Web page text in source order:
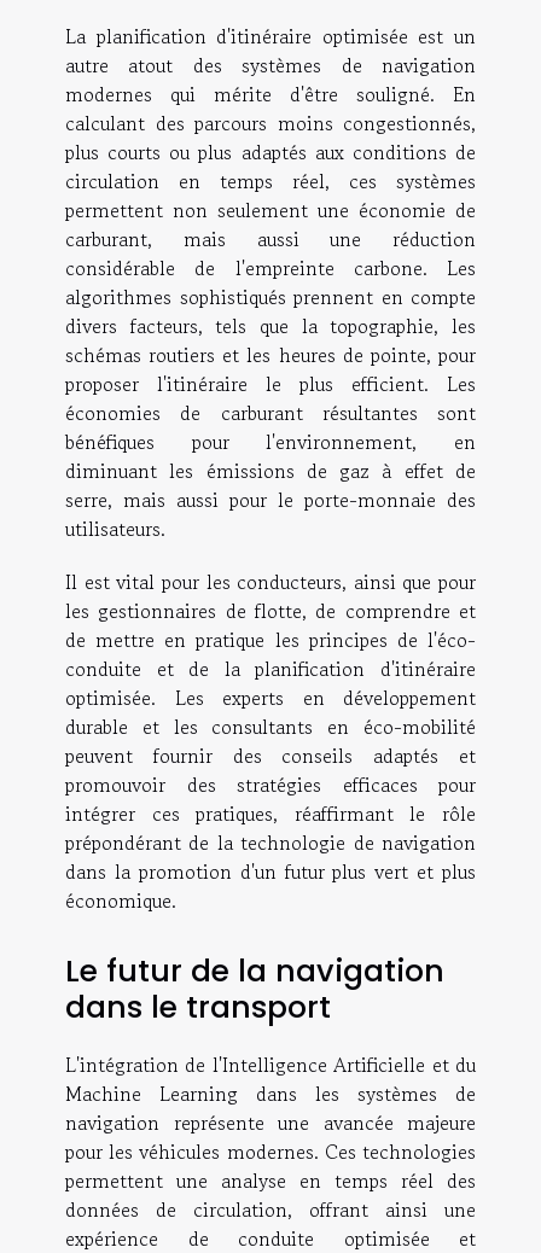
La planification d'itinéraire optimisée est un
autre atout des systèmes de navigation
modernes qui mérite d'être souligné. En
calculant des parcours moins congestionnés,
plus courts ou plus adaptés aux conditions de
circulation en temps réel, ces systèmes
permettent non seulement une économie de
carburant, mais aussi une réduction
considérable de l'empreinte carbone. Les
algorithmes sophistiqués prennent en compte
divers facteurs, tels que la topographie, les
schémas routiers et les heures de pointe, pour
proposer l'itinéraire le plus efficient. Les
économies de carburant résultantes sont
bénéfiques pour l'environnement, en
diminuant les émissions de gaz à effet de
serre, mais aussi pour le porte-monnaie des
utilisateurs.
Il est vital pour les conducteurs, ainsi que pour
les gestionnaires de flotte, de comprendre et
de mettre en pratique les principes de l'éco-
conduite et de la planification d'itinéraire
optimisée. Les experts en développement
durable et les consultants en éco-mobilité
peuvent fournir des conseils adaptés et
promouvoir des stratégies efficaces pour
intégrer ces pratiques, réaffirmant le rôle
prépondérant de la technologie de navigation
dans la promotion d'un futur plus vert et plus
économique.
Le futur de la navigation
dans le transport
L'intégration de l'Intelligence Artificielle et du
Machine Learning dans les systèmes de
navigation représente une avancée majeure
pour les véhicules modernes. Ces technologies
permettent une analyse en temps réel des
données de circulation, offrant ainsi une
expérience de conduite optimisée et